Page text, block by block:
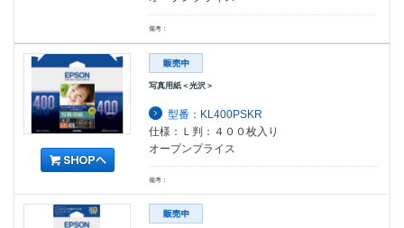
備考：
写真用紙＜光沢＞
型番：KL400PSKR
仕様：Ｌ判：４００枚入り
オープンプライス
備考：